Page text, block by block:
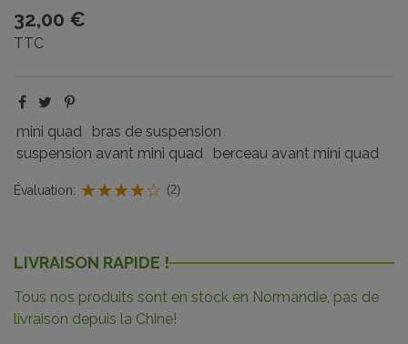
32,00 €
TTC
mini quad
bras de suspension
suspension avant mini quad
berceau avant mini quad
Évaluation: (2)
LIVRAISON RAPIDE !
Tous nos produits sont en stock en Normandie, pas de
livraison depuis la Chine!